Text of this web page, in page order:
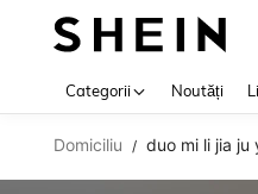
Categorii Noutăți
Domiciliu / duo mi li jia ju